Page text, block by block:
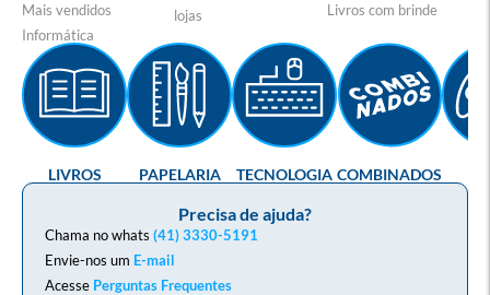
Mais vendidos
Informática
lojas
Livros com brinde
Precisa de ajuda?
Chama no whats (41) 3330-5191
Envie-nos um E-mail
Acesse Perguntas Frequentes
LIVROS PAPELARIA TECNOLOGIA COMBINADOS